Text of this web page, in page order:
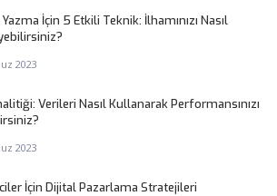
Yazma İçin 5 Etkili Teknik: İlhamınızı Nasıl
2023
Verileri Nasıl Kullanarak Performansınızı
2023
İçin Dijital Pazarlama Stratejileri